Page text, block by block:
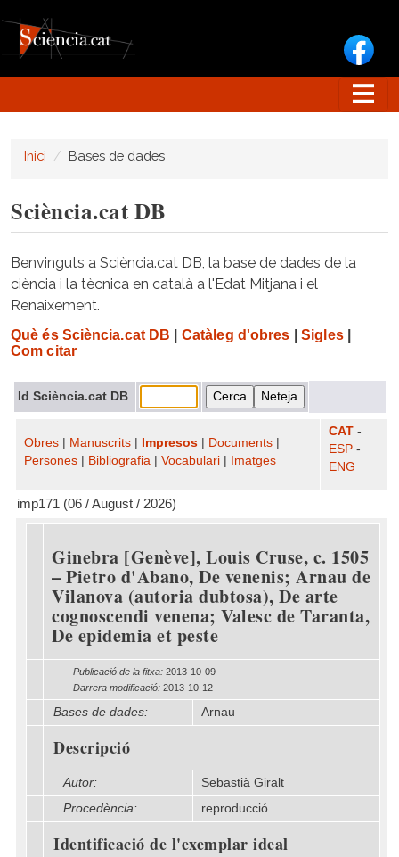
Inici Bases de dades
Sciència.cat DB
Benvinguts a Sciència.cat DB, la base de dades de la
ciència i la tècnica en català a l'Edat Mitjana i el
Renaixement.
Què és Sciència.cat DB Catàleg d'obres Sigles|
Com citar
Id Sciència.cat DB
Obres Manuscrits Impresos Documents
Persones
Bibliografia Vocabulari Imatges
CAT -
ESP -
ENG
imp171 (06 / August / 2026)
Ginebra [Genève], Louis Cruse, c. 1505
– Pietro d'Abano, De venenis; Arnau de
Vilanova (autoria dubtosa), De arte
cognoscendi venena; Valesc de Taranta,
De epidemia et peste
Publicació de la fitxa: 2013-10-09
Darrera modificació: 2013-10-12
Bases de dades: Arnau
Descripció
Autor:
Sebastià Giralt
Procedència:
reproducció
Identificació de l'exemplar ideal